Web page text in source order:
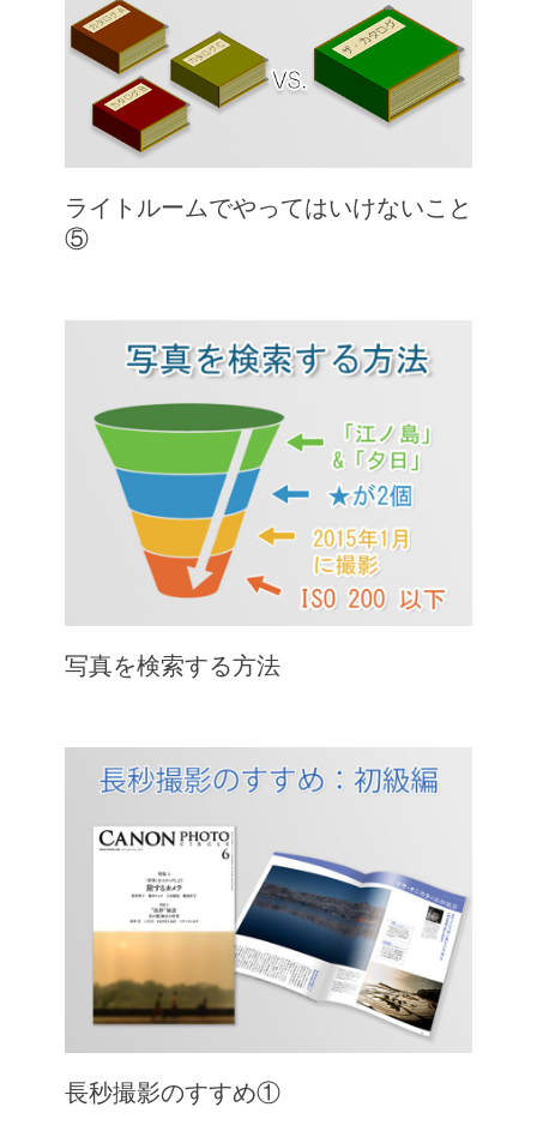
ライトルームでやってはいけないこと
⑤
写真を検索する方法
長秒撮影のすすめ①